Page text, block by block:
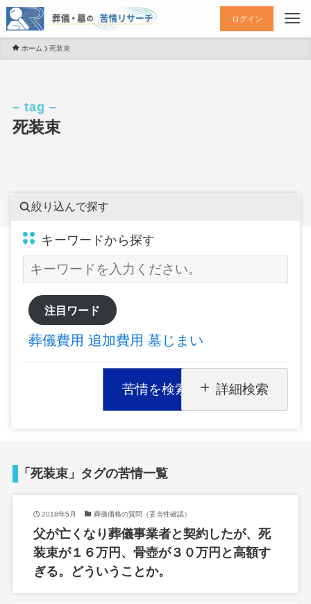
ログイン
ホーム 死装束
死装束
– tag –
絞り込んで探す
キーワードから探す
注目ワード
葬儀費用 追加費用 墓じまい
苦情を検索 詳細検索
「死装束」タグの苦情一覧
2018年5月 葬儀価格の質問（妥当性確認）
父が亡くなり葬儀事業者と契約したが、死
装束が１６万円、骨壺が３０万円と高額す
ぎる。どういうことか。